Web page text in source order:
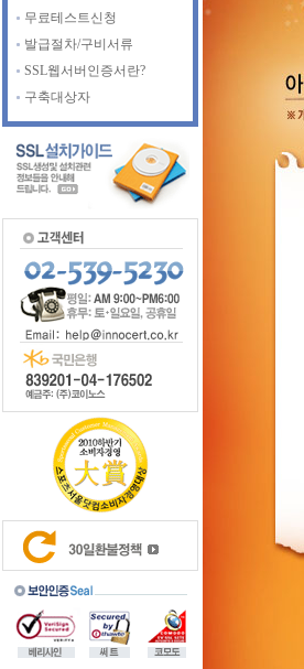
무료테스트신청
발급절차/구비서류
SSL웹서버인증서란?
구축대상자